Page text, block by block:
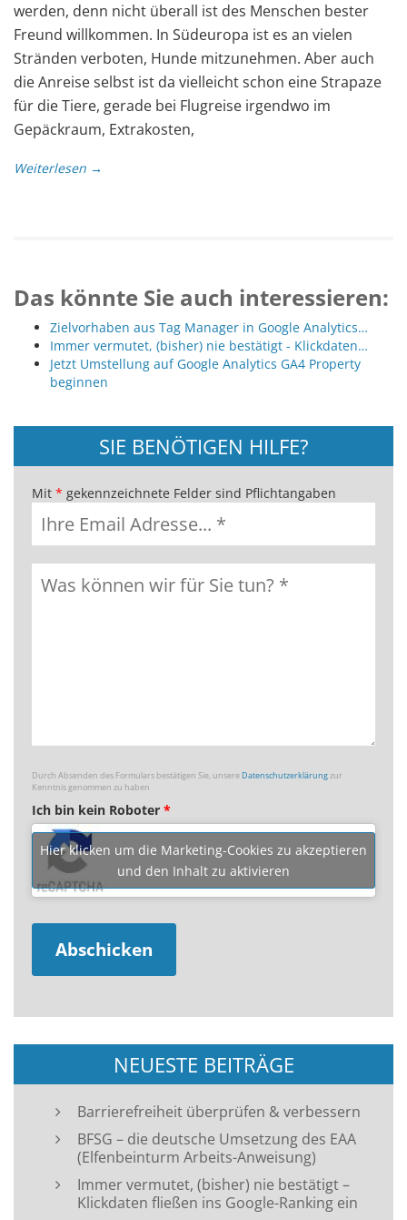
werden, denn nicht überall ist des Menschen bester
Freund willkommen. In Südeuropa ist es an vielen
Stränden verboten, Hunde mitzunehmen. Aber auch
die Anreise selbst ist da vielleicht schon eine Strapaze
für die Tiere, gerade bei Flugreise irgendwo im
Gepäckraum, Extrakosten,
Weiterlesen →
Das könnte Sie auch interessieren:
Zielvorhaben aus Tag Manager in Google Analytics…
Immer vermutet, (bisher) nie bestätigt - Klickdaten…
Jetzt Umstellung auf Google Analytics GA4 Property
beginnen
SIE BENÖTIGEN HILFE?
Mit * gekennzeichnete Felder sind Pflichtangaben
Durch Absenden des Formulars bestätigen Sie, unsereDatenschutzerklärungzur
Kenntnis genommen zu haben
Ich bin kein Roboter *
Hier klicken um die Marketing-Cookies zu akzeptieren
und den Inhalt zu aktivieren
NEUESTE BEITRÄGE
Barrierefreiheit überprüfen & verbessern
BFSG – die deutsche Umsetzung des EAA
(Elfenbeinturm Arbeits-Anweisung)
Immer vermutet, (bisher) nie bestätigt –
Klickdaten fließen ins Google-Ranking ein